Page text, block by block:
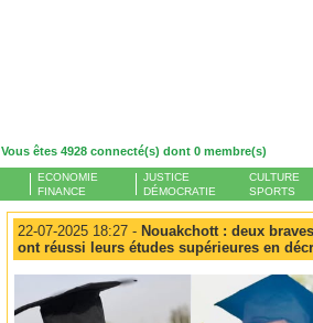
Vous êtes 4928 connecté(s) dont 0 membre(s)
ECONOMIE
FINANCE
JUSTICE
DÉMOCRATIE
CULTURE
SPORTS
22-07-2025 18:27 - Nouakchott : deux
ont réussi leurs études supérieures en